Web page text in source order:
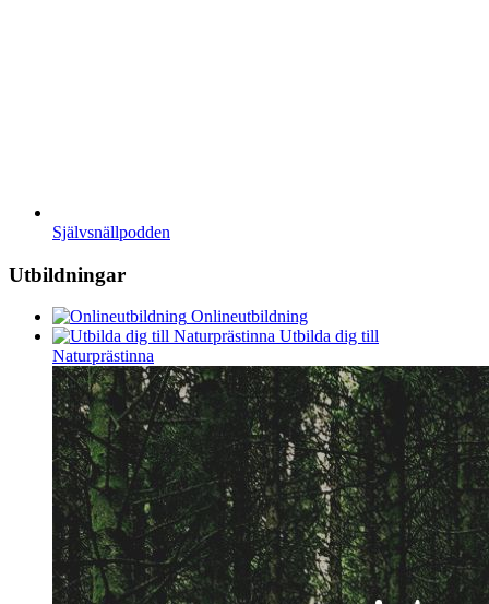
Självsnällpodden
Utbildningar
Onlineutbildning
Utbilda dig till
Naturprästinna